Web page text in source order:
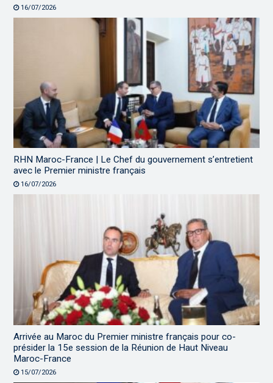
16/07/2026
RHN Maroc-France | Le Chef du gouvernement s’entretient
avec le Premier ministre français
16/07/2026
Arrivée au Maroc du Premier ministre français pour co-
présider la 15e session de la Réunion de Haut Niveau
Maroc-France
15/07/2026